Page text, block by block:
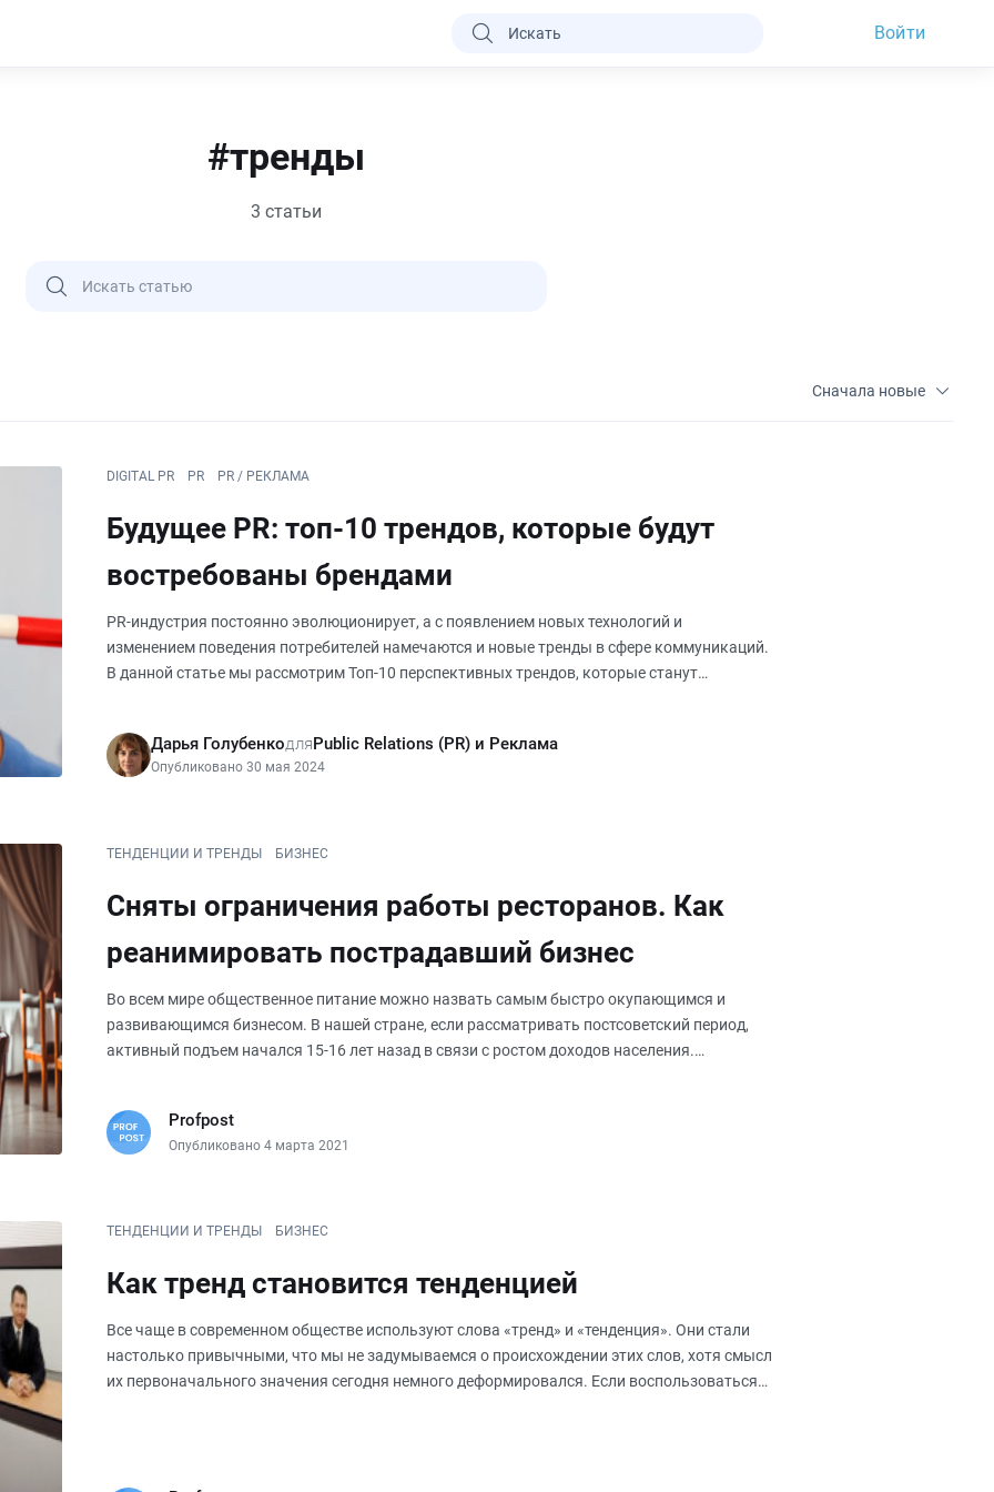
Войти
#тренды
3 статьи
Сначала новые
DIGITAL PR PR PR / РЕКЛАМА
Будущее PR: топ-10 трендов, которые будут
востребованы брендами
PR-индустрия постоянно эволюционирует, а с появлением новых технологий и
изменением поведения потребителей намечаются и новые тренды в сфере коммуникаций.
В данной статье мы рассмотрим Топ-10 перспективных трендов, которые станут
Дарья ГолубенкодляPublic Relations (PR) и Реклама
Опубликовано 30 мая 2024
ТЕНДЕНЦИИ И ТРЕНДЫ БИЗНЕС
Сняты ограничения работы ресторанов. Как
реанимировать пострадавший бизнес
Во всем мире общественное питание можно назвать самым быстро окупающимся и
развивающимся бизнесом. В нашей стране, если рассматривать постсоветский период,
активный подъем начался 15-16 лет назад в связи с ростом доходов населения.
Profpost
Опубликовано 4 марта 2021
ТЕНДЕНЦИИ И ТРЕНДЫ БИЗНЕС
Как тренд становится тенденцией
Все чаще в современном обществе используют слова «тренд» и «тенденция». Они стали
настолько привычными, что мы не задумываемся о происхождении этих слов, хотя смысл
их первоначального значения сегодня немного деформировался. Если воспользоваться